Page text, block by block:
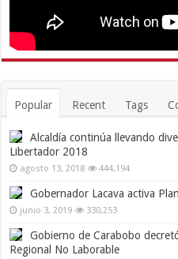
Popular Recent Tags
Alcaldía continúa llevando
Libertador 2018
agosto 13, 2018 444,194
Gobernador Lacava activa
junio 3, 2019 330,253
Gobierno de Carabobo
Regional No Laborable